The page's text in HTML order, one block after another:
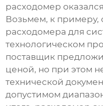
расходомер
Возьмем, к примеру,
расходомера для
технологическом
поставщик
ценой, но при этом
технической
допустимом